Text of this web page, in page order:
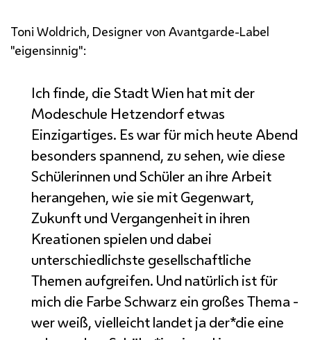
Toni Woldrich, Designer von Avantgarde-Label
"eigensinnig":
Ich finde, die Stadt Wien hat mit der
Modeschule Hetzendorf etwas
Einzigartiges. Es war für mich heute Abend
besonders spannend, zu sehen, wie diese
Schülerinnen und Schüler an ihre Arbeit
herangehen, wie sie mit Gegenwart,
Zukunft und Vergangenheit in ihren
Kreationen spielen und dabei
unterschiedlichste gesellschaftliche
Themen aufgreifen. Und natürlich ist für
mich die Farbe Schwarz ein großes Thema -
wer weiß, vielleicht landet ja der*die eine